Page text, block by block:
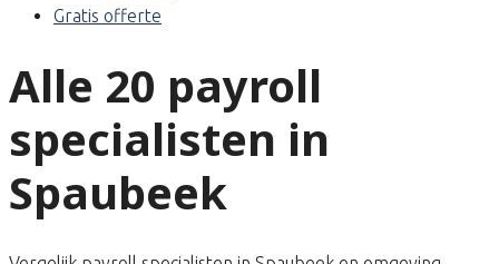
Gratis offerte
Alle 20 payroll
specialisten in
Spaubeek